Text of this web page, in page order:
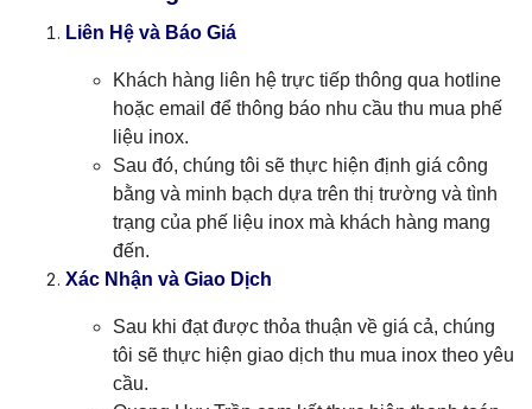
Liên Hệ và Báo Giá
Khách hàng liên hệ trực tiếp thông qua hotline
hoặc email để thông báo nhu cầu thu mua phế
liệu inox.
Sau đó, chúng tôi sẽ thực hiện định giá công
bằng và minh bạch dựa trên thị trường và tình
trạng của phế liệu inox mà khách hàng mang
đến.
Xác Nhận và Giao Dịch
Sau khi đạt được thỏa thuận về giá cả, chúng
tôi sẽ thực hiện giao dịch thu mua inox theo yêu
cầu.